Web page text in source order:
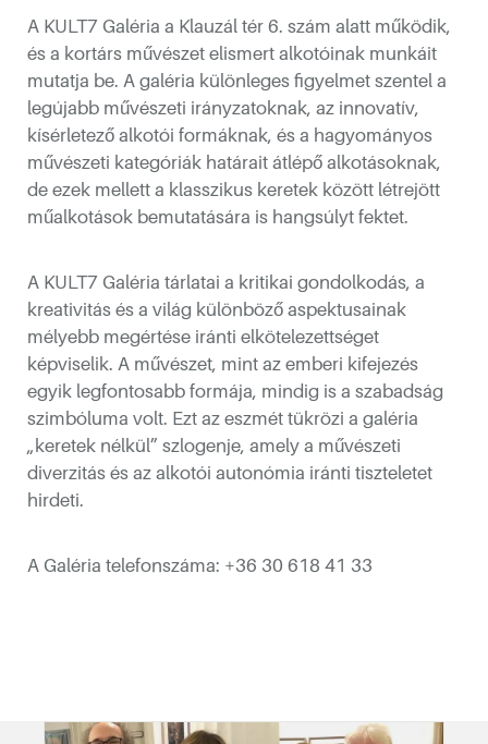
jótékonysági aukció
A KULT7 Galéria a Klauzál tér 6. szám alatt működik,
és a kortárs művészet elismert alkotóinak munkáit
mutatja be. A galéria különleges figyelmet szentel a
legújabb művészeti irányzatoknak, az innovatív,
kísérletező alkotói formáknak, és a hagyományos
művészeti kategóriák határait átlépő alkotásoknak,
de ezek mellett a klasszikus keretek között létrejött
műalkotások bemutatására is hangsúlyt fektet.
A KULT7 Galéria tárlatai a kritikai gondolkodás, a
kreativitás és a világ különböző aspektusainak
mélyebb megértése iránti elkötelezettséget
képviselik. A művészet, mint az emberi kifejezés
egyik legfontosabb formája, mindig is a szabadság
szimbóluma volt. Ezt az eszmét tükrözi a galéria
„keretek nélkül” szlogenje, amely a művészeti
diverzitás és az alkotói autonómia iránti tiszteletet
hirdeti.
A Galéria telefonszáma: +36 30 618 41 33